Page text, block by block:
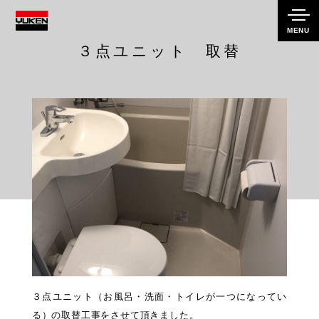
MENU
３点ユニット 取替
３点ユニット（お風呂・洗面・トイレが一つになってい
る）の取替工事をさせて頂きました。